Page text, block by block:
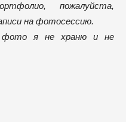
пожалуйста,
на фотосессию.
фото я не храню и не